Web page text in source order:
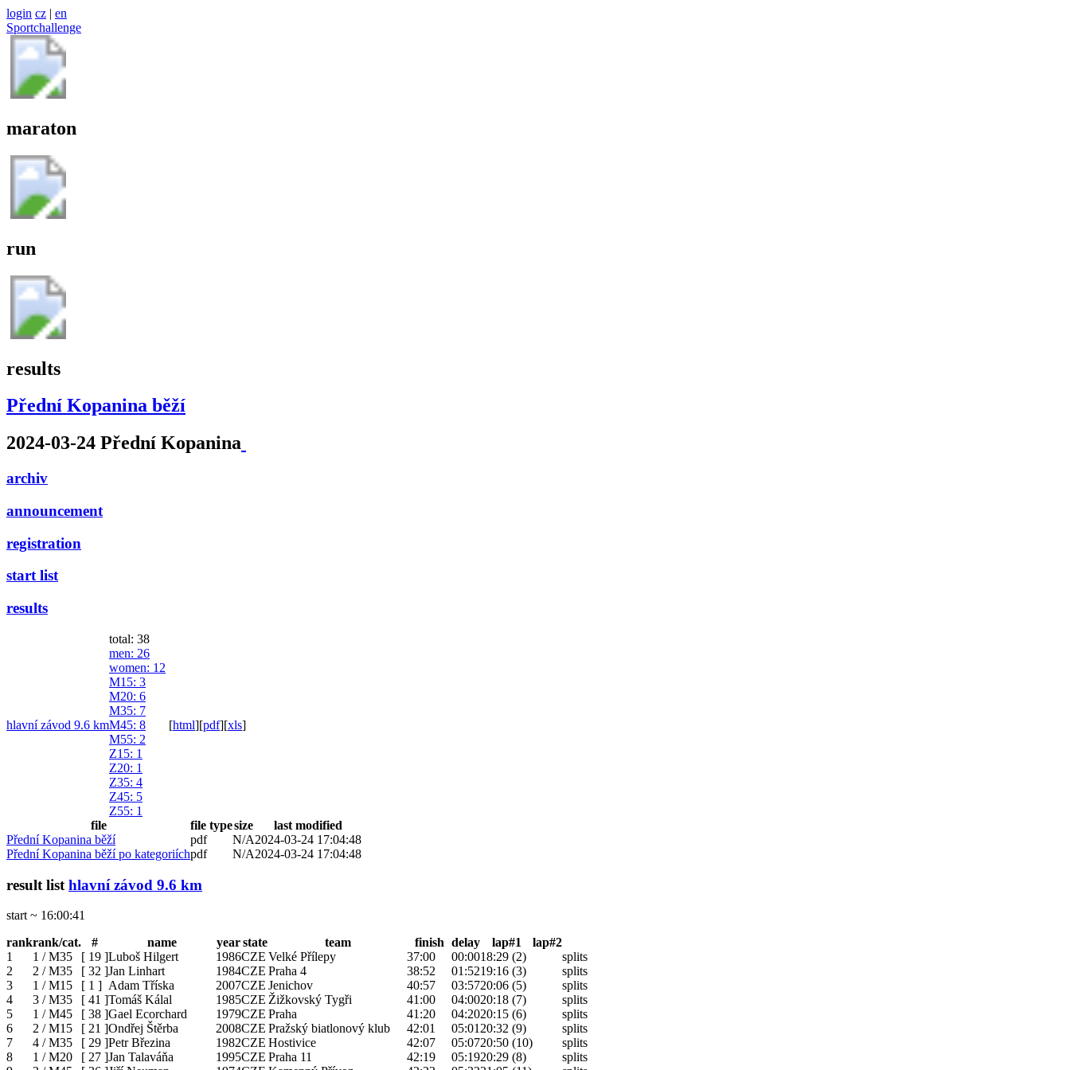
login cz | en
Sportchallenge
maraton
run
results
Přední Kopanina běží
2024-03-24 Přední Kopanina
archiv
announcement
registration
start list
results
hlavní závod 9.6 km
total: 38
men: 26
women: 12
M15: 3
M20: 6
M35: 7
M45: 8
M55: 2
Z15: 1
Z20: 1
Z35: 4
Z45: 5
Z55: 1
[html][pdf][xls]
file file typesize
last modified
Přední Kopanina běží
pdf N/A2024-03-24 17:04:48
Přední Kopanina běží po kategoriíchpdf N/A2024-03-24 17:04:48
result list hlavní závod 9.6 km
start ~ 16:00:41
rankrank/cat. # name yearstate team finish delay lap#1
lap#2
1
1 / M35 [ 19 ]Luboš Hilgert 1986CZE Velké Přílepy 37:00 00:0018:29 (2)
splits
2
2 / M35 [ 32 ]Jan Linhart 1984CZE Praha 4 38:52 01:5219:16 (3)
splits
3
1 / M15 [ 1 ] Adam Tříska 2007CZE Jenichov 40:57 03:5720:06 (5)
splits
4
3 / M35 [ 41 ]Tomáš Kálal 1985CZE Žižkovský Tygři 41:00 04:0020:18 (7)
splits
5
1 / M45 [ 38 ]Gael Ecorchard 1979CZE Praha 41:20 04:2020:15 (6)
splits
6
2 / M15 [ 21 ]Ondřej Štěrba 2008CZE Pražský biatlonový klub 42:01 05:01 20:32 (9)
splits
7
4 / M35 [ 29 ]Petr Březina 1982CZE Hostivice 42:07 05:0720:50 (10)
splits
8
1 / M20 [ 27 ]Jan Talaváňa 1995CZE Praha 11 42:19 05:1920:29 (8)
splits